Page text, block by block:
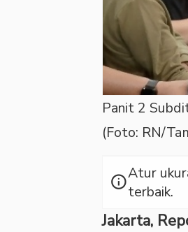
Panit 2
(Foto: RN/
infoAtur
terbaik.
Jakarta,